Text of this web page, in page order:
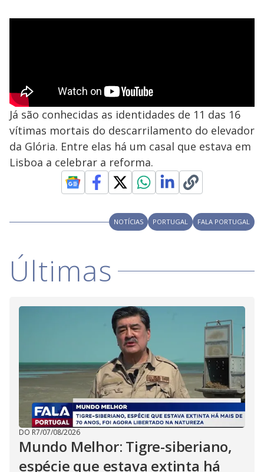
Já são conhecidas as identidades de 11 das 16
vítimas mortais do descarrilamento do elevador
da Glória. Entre elas há um casal que estava em
Lisboa a celebrar a reforma.
NOTÍCIAS PORTUGAL FALA PORTUGAL
Últimas
DO R7/07/08/2026
Mundo Melhor: Tigre-siberiano,
espécie que estava extinta há